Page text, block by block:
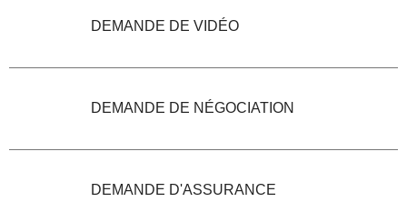
DEMANDE DE VIDÉO
DEMANDE DE NÉGOCIATION
DEMANDE D'ASSURANCE